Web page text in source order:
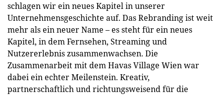
schlagen wir ein neues Kapitel in unserer
Unternehmensgeschichte auf. Das Rebranding ist weit
mehr als ein neuer Name – es steht für ein neues
Kapitel, in dem Fernsehen, Streaming und
Nutzererlebnis zusammenwachsen. Die
Zusammenarbeit mit dem Havas Village Wien war
dabei ein echter Meilenstein. Kreativ,
partnerschaftlich und richtungsweisend für die